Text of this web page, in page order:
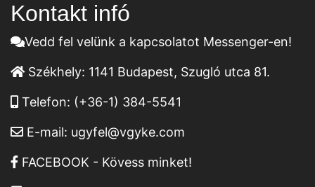
Kontakt infó
Vedd fel velünk a kapcsolatot Messenger-en!
Székhely: 1141 Budapest, Szugló utca 81.
Telefon: (+36-1) 384-5541
E-mail: ugyfel@vgyke.com
FACEBOOK - Kövess minket!